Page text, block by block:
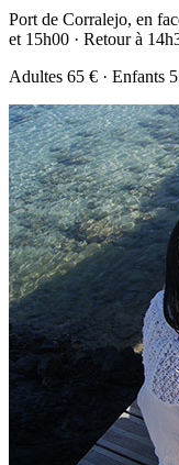
Port de Corralejo, en
et 15h00 · Retour à
Adultes 65 € · Enfants